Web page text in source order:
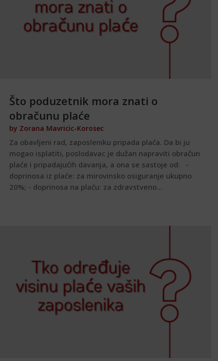
Što poduzetnik mora znati o
obračunu plaće
by Zorana Mavricic-Korosec
Za obavljeni rad, zaposleniku pripada plaća. Da bi ju
mogao isplatiti, poslodavac je dužan napraviti obračun
plaće i pripadajućih davanja, a ona se sastoje od: -
doprinosa iz plaće: za mirovinsko osiguranje ukupno
20%; - doprinosa na plaću: za zdravstveno...